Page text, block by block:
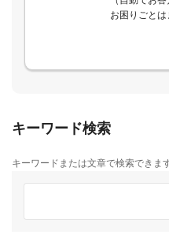
お困りごとは
キーワード検索
キーワードまたは文章で検索できま